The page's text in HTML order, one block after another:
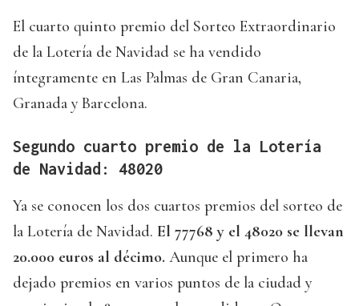
El cuarto quinto premio del Sorteo Extraordinario
de la Lotería de Navidad se ha vendido
íntegramente en Las Palmas de Gran Canaria,
Granada y Barcelona.
Segundo cuarto premio de la Lotería
de Navidad: 48020
Ya se conocen los dos cuartos premios del sorteo de
la Lotería de Navidad. El 77768 y el 48020 se llevan
20.000 euros al décimo. Aunque el primero ha
dejado premios en varios puntos de la ciudad y